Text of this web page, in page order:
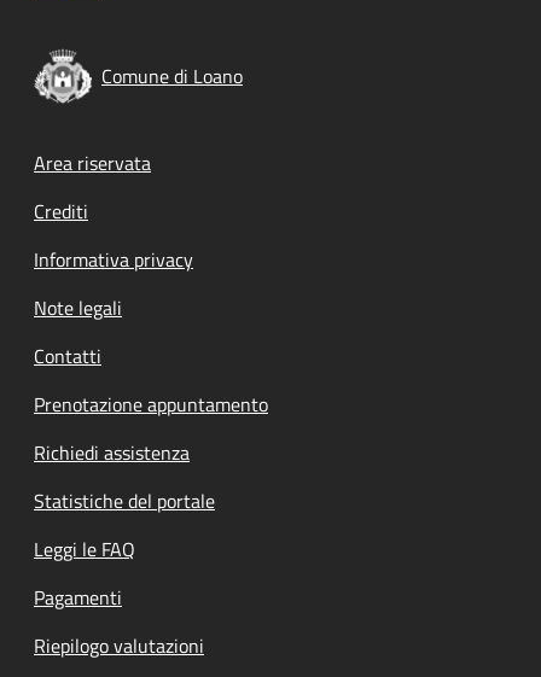
Comune di Loano
Footer menu
Area riservata
Crediti
Informativa privacy
Note legali
Contatti
Prenotazione appuntamento
Richiedi assistenza
Statistiche del portale
Leggi le FAQ
Pagamenti
Riepilogo valutazioni